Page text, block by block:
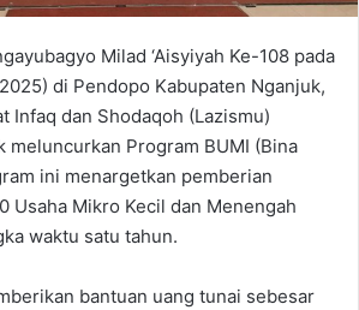
Milad ‘Aisyiyah Ke-108 pada
di Pendopo Kabupaten Nganjuk,
Infaq dan Shodaqoh (Lazismu)
meluncurkan Program BUMI (Bina
ini menargetkan pemberian
Usaha Mikro Kecil dan Menengah
waktu satu tahun.
bantuan uang tunai sebesar